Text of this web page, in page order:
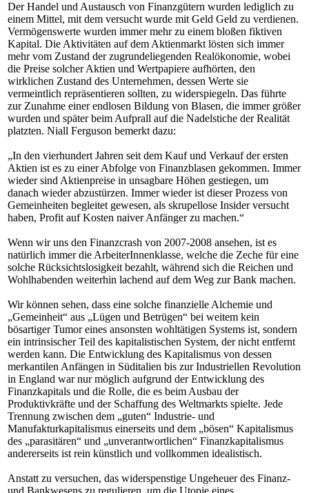
Der Handel und Austausch von Finanzgütern wurden lediglich zu
einem Mittel, mit dem versucht wurde mit Geld Geld zu verdienen.
Vermögenswerte wurden immer mehr zu einem bloßen fiktiven
Kapital. Die Aktivitäten auf dem Aktienmarkt lösten sich immer
mehr vom Zustand der zugrundeliegenden Realökonomie, wobei
die Preise solcher Aktien und Wertpapiere aufhörten, den
wirklichen Zustand des Unternehmen, dessen Werte sie
vermeintlich repräsentieren sollten, zu widerspiegeln. Das führte
zur Zunahme einer endlosen Bildung von Blasen, die immer größer
wurden und später beim Aufprall auf die Nadelstiche der Realität
platzten. Niall Ferguson bemerkt dazu:
„In den vierhundert Jahren seit dem Kauf und Verkauf der ersten
Aktien ist es zu einer Abfolge von Finanzblasen gekommen. Immer
wieder sind Aktienpreise in unsagbare Höhen gestiegen, um
danach wieder abzustürzen. Immer wieder ist dieser Prozess von
Gemeinheiten begleitet gewesen, als skrupellose Insider versucht
haben, Profit auf Kosten naiver Anfänger zu machen.“
Wenn wir uns den Finanzcrash von 2007-2008 ansehen, ist es
natürlich immer die ArbeiterInnenklasse, welche die Zeche für eine
solche Rücksichtslosigkeit bezahlt, während sich die Reichen und
Wohlhabenden weiterhin lachend auf dem Weg zur Bank machen.
Wir können sehen, dass eine solche finanzielle Alchemie und
„Gemeinheit“ aus „Lügen und Betrügen“ bei weitem kein
bösartiger Tumor eines ansonsten wohltätigen Systems ist, sondern
ein intrinsischer Teil des kapitalistischen System, der nicht entfernt
werden kann. Die Entwicklung des Kapitalismus von dessen
merkantilen Anfängen in Süditalien bis zur Industriellen Revolution
in England war nur möglich aufgrund der Entwicklung des
Finanzkapitals und die Rolle, die es beim Ausbau der
Produktivkräfte und der Schaffung des Weltmarkts spielte. Jede
Trennung zwischen dem „guten“ Industrie- und
Manufakturkapitalismus einerseits und dem „bösen“ Kapitalismus
des „parasitären“ und „unverantwortlichen“ Finanzkapitalismus
andererseits ist rein künstlich und vollkommen idealistisch.
Anstatt zu versuchen, das widerspenstige Ungeheuer des Finanz-
und Bankwesens zu regulieren, um die Utopie eines